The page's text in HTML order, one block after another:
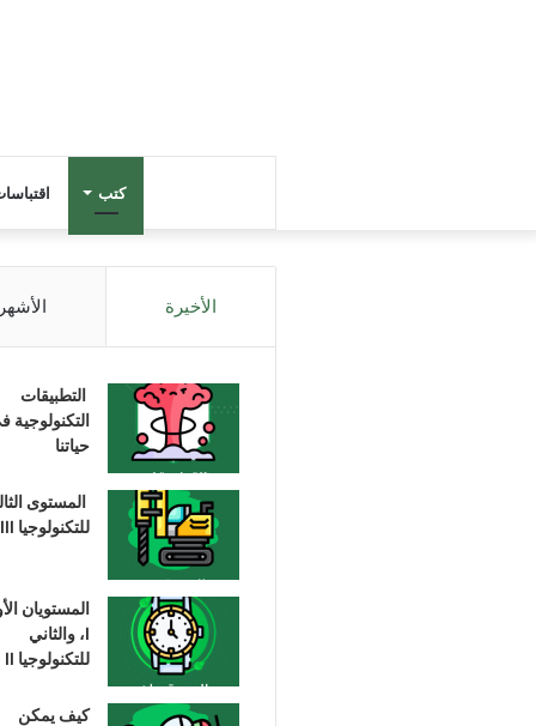
كتب
الأخيرة الأشهر
التطبيقات
التكنولوجية
حياتنا
المستوى
للتكنولوجيا III
المستويان
I، والثاني
للتكنولوجيا II
كيف يمكن